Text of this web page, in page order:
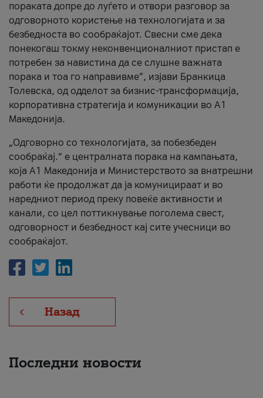
пораката допре до луѓето и отвори разговор за
одговорното користење на технологијата и за
безбедноста во сообраќајот. Свесни сме дека
понекогаш токму неконвенционалниот пристап е
потребен за навистина да се слушне важната
порака и тоа го направивме”, изјави Бранкица
Толевска, од одделот за бизнис-трансформација,
корпоративна стратегија и комуникации во А1
Македонија.
„Одговорно со технологијата, за побезбеден
сообраќај.“ е централната порака на кампањата,
која A1 Македонија и Министерството за внатрешни
работи ќе продолжат да ја комуницираат и во
наредниот период преку повеќе активности и
канали, со цел поттикнување поголема свест,
одговорност и безбедност кај сите учесници во
сообраќајот.
Назад
Последни новости